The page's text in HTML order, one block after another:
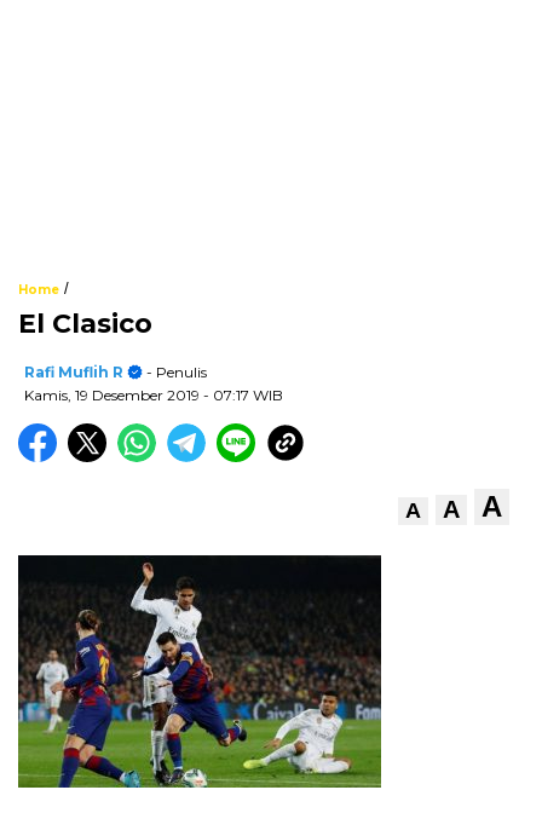
Home /
El Clasico
Rafi Muflih R
- Penulis
Kamis, 19 Desember 2019 - 07:17 WIB
A A A